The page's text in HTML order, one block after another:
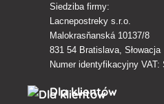
Siedziba firmy:
Lacnepostreky s.r.o.
Malokrasňanská 10137/8
831 54 Bratislava, Słowacja
Numer identyfikacyjny VAT:
Dla klientów